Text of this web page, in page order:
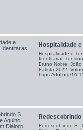
Hospitalidade e
Hospitalidade e
Identitarian
Bruno Nobre; João
Batista 2022,
https://doi.org/
Redescobrindo
Redescobrindo S.